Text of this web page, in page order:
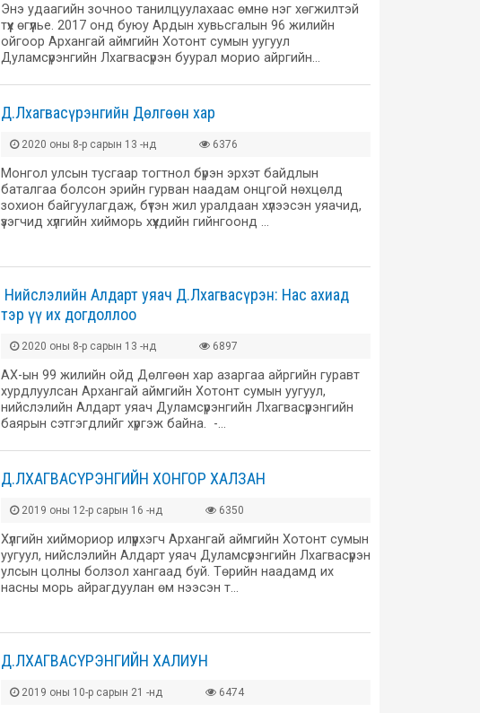
Энэ удаагийн зочноо танилцуулахаас өмнө нэг хөгжилтэй
түүх өгүүлье. 2017 онд буюу Ардын хувьсгалын 96 жилийн
ойгоор Архангай аймгийн Хотонт сумын уугуул
Дуламсүрэнгийн Лхагвасүрэн буурал морио айргийн…
Д.Лхагвасүрэнгийн Дөлгөөн хар
2020 оны 8-р сарын 13 -нд 6376
Монгол улсын тусгаар тогтнол бүрэн эрхэт байдлын
баталгаа болсон эрийн гурван наадам онцгой нөхцөлд
зохион байгуулагдаж, бүтэн жил уралдаан хүлээсэн уяачид,
үзэгчид хүлгийн хийморь хүүхдийн гийнгоонд …
​ Нийслэлийн Алдарт уяач Д.Лхагвасүрэн: Нас ахиад
тэр үү их догдоллоо
2020 оны 8-р сарын 13 -нд 6897
АХ-ын 99 жилийн ойд Дөлгөөн хар азаргаа айргийн гуравт
хурдлуулсан Архангай аймгийн Хотонт сумын уугуул,
нийслэлийн Алдарт уяач Дуламсүрэнгийн Лхагвасүрэнгийн
баярын сэтгэгдлийг хүргэж байна. -…
Д.ЛХАГВАСҮРЭНГИЙН ХОНГОР ХАЛЗАН
2019 оны 12-р сарын 16 -нд 6350
Хүлгийн хиймориор илүүрхэгч Архангай аймгийн Хотонт сумын
уугуул, нийслэлийн Алдарт уяач Дуламсүрэнгийн Лхагвасүрэн
улсын цолны болзол хангаад буй. Төрийн наадамд их
насны морь айрагдуулан өм нээсэн т…
Д.ЛХАГВАСҮРЭНГИЙН ХАЛИУН
2019 оны 10-р сарын 21 -нд 6474